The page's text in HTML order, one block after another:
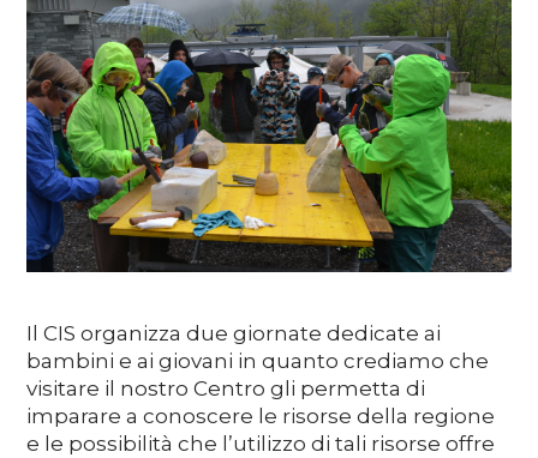
Il CIS organizza due giornate dedicate ai
bambini e ai giovani in quanto crediamo che
visitare il nostro Centro gli permetta di
imparare a conoscere le risorse della regione
e le possibilità che l’utilizzo di tali risorse offre